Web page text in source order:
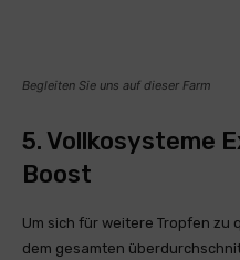
Begleiten Sie uns auf dieser Farm
5. Vollkosysteme
Boost
Um sich für weitere Tropfen zu
dem gesamten